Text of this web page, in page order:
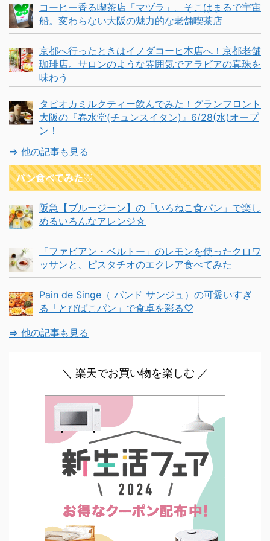
コーヒー香る喫茶店「マヅラ」。そこはまるで宇宙
船。変わらない大阪の魅力的な老舗喫茶店
京都へ行ったときはイノダコーヒ本店へ！京都老舗
珈琲店。サロンのような雰囲気でアラビアの真珠を
味わう
タピオカミルクティー飲んでみた！グランフロント
大阪の『春水堂(チュンスイタン)』6/28(水)オープ
ン！
⇒ 他の記事も見る
パン食べてみた♡
阪急【ブルージーン】の「いろねこ食パン」で楽し
めるいろんなアレンジ☆
「ファビアン・ベルトー」のレモンを使ったクロワ
ッサンと、ピスタチオのエクレア食べてみた
Pain de Singe（ パンド サンジュ）の可愛いすぎ
る「とびばこパン」で食卓を彩る♡
⇒ 他の記事も見る
＼ 楽天でお買い物を楽しむ ／